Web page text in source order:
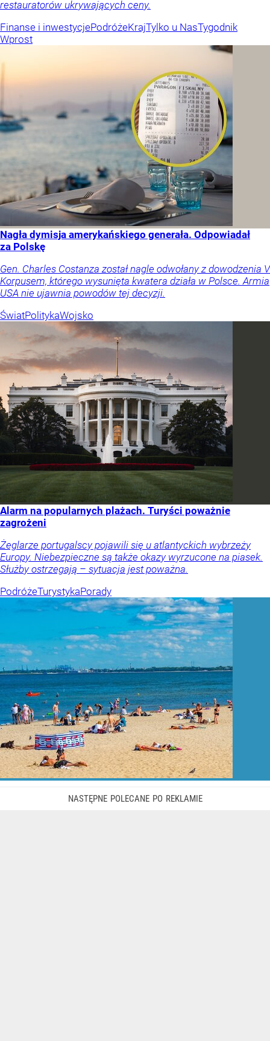
restauratorów ukrywających ceny.
Finanse i inwestycjePodróżeKrajTylko u NasTygodnik
Wprost
Nagła dymisja amerykańskiego generała. Odpowiadał
za Polskę
Gen. Charles Costanza został nagle odwołany z dowodzenia V
Korpusem, którego wysunięta kwatera działa w Polsce. Armia
USA nie ujawnia powodów tej decyzji.
ŚwiatPolitykaWojsko
Alarm na popularnych plażach. Turyści poważnie
zagrożeni
Żeglarze portugalscy pojawili się u atlantyckich wybrzeży
Europy. Niebezpieczne są także okazy wyrzucone na piasek.
Służby ostrzegają – sytuacja jest poważna.
PodróżeTurystykaPorady